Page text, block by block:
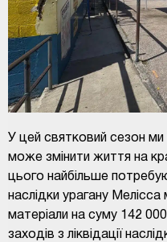
У цей святковий сезон ми
може змінити життя на
цього найбільше
наслідки урагану
матеріали на суму 142
заходів з ліквідації